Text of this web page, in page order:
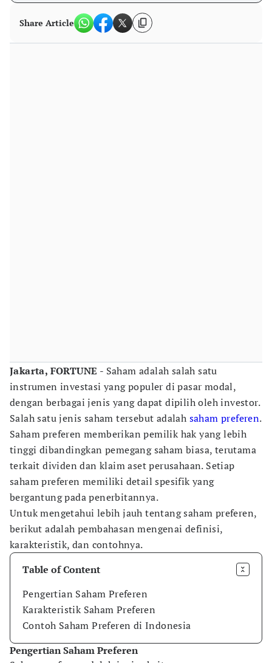
Share Article
Jakarta, FORTUNE - Saham adalah salah satu
instrumen investasi yang populer di pasar modal,
dengan berbagai jenis yang dapat dipilih oleh investor.
Salah satu jenis saham tersebut adalah saham preferen.
Saham preferen memberikan pemilik hak yang lebih
tinggi dibandingkan pemegang saham biasa, terutama
terkait dividen dan klaim aset perusahaan. Setiap
saham preferen memiliki detail spesifik yang
bergantung pada penerbitannya.
Untuk mengetahui lebih jauh tentang saham preferen,
berikut adalah pembahasan mengenai definisi,
karakteristik, dan contohnya.
Table of Content
Pengertian Saham Preferen
Karakteristik Saham Preferen
Contoh Saham Preferen di Indonesia
Pengertian Saham Preferen